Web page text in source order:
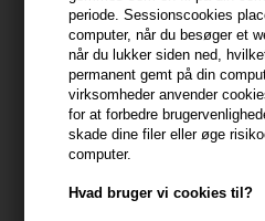
periode. Sessionscookies
computer, når du besøger et
når du lukker siden ned,
permanent gemt på din
virksomheder anvender
for at forbedre
skade dine filer eller øge
computer.
Hvad bruger vi cookies til?
Beskrivelse Anmeldelser
Innersense Organic Beauty I
givende lotion.